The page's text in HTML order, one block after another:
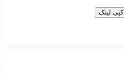
کپی لینک